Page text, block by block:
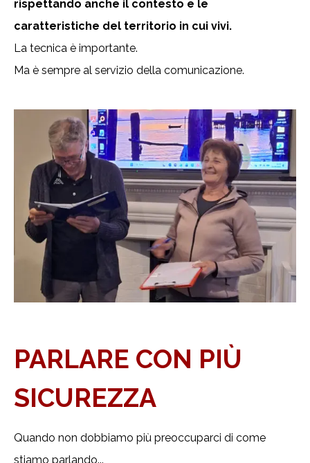
rispettando anche il contesto e le
caratteristiche del territorio in cui vivi.
La tecnica è importante.
Ma è sempre al servizio della comunicazione.
PARLARE CON PIÙ
SICUREZZA
Quando non dobbiamo più preoccuparci di come
stiamo parlando...